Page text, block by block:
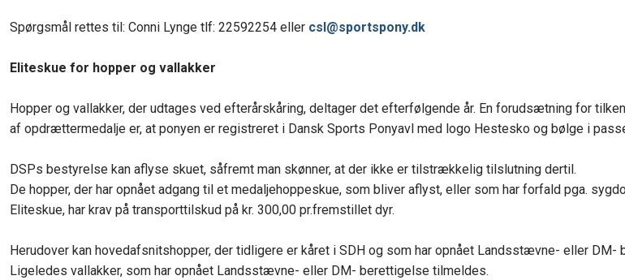
Spørgsmål rettes til: Conni Lynge tlf: 22592254 eller csl@sportspony.dk
Eliteskue for hopper og vallakker
Hopper og vallakker, der udtages ved efterårskåring, deltager det efterfølgende år. En forudsætning for
af opdrættermedalje er, at ponyen er registreret i Dansk Sports Ponyavl med logo Hestesko og bølge i
DSPs bestyrelse kan aflyse skuet, såfremt man skønner, at der ikke er tilstrækkelig tilslutning dertil.
​De hopper, der har opnået adgang til et medaljehoppeskue, som bliver aflyst, eller som har forfald pga.
Eliteskue, har krav på transporttilskud på kr. 300,00 pr.fremstillet dyr.
Herudover kan hovedafsnitshopper, der tidligere er kåret i SDH og som har opnået Landsstævne- eller
​Ligeledes vallakker, som har opnået Landsstævne- eller DM- berettigelse tilmeldes.